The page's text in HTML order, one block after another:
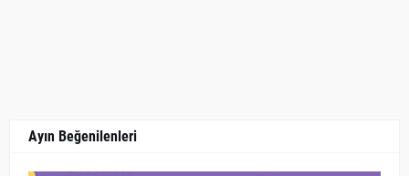
Ayın Beğenilenleri